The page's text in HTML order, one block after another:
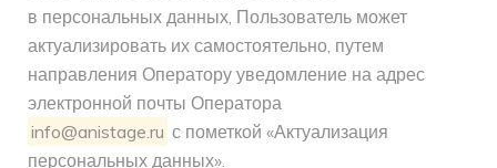
в персональных данных, Пользователь может
актуализировать их самостоятельно, путем
направления Оператору уведомление на адрес
электронной почты Оператора
info@anistage.ru с пометкой «Актуализация
персональных данных».